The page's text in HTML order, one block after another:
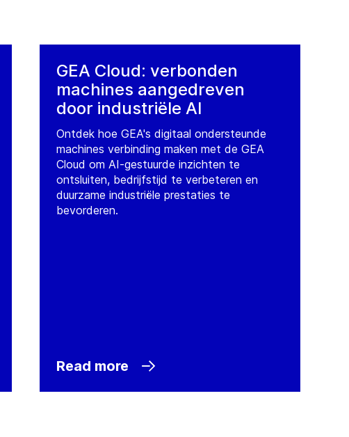
GEA Cloud: verbonden
machines aangedreven
door industriële AI
Ontdek hoe GEA's digitaal ondersteunde
machines verbinding maken met de GEA
Cloud om AI-gestuurde inzichten te
ontsluiten, bedrijfstijd te verbeteren en
duurzame industriële prestaties te
bevorderen.
Read more